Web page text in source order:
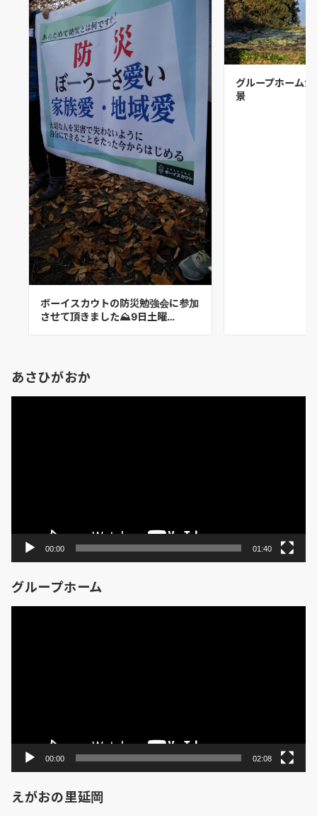
ボーイスカウトの防災勉強会に参加
させて頂きました⛰9日土曜…
グループホーム
景
あさひがおか
00:00 01:40
グループホーム
00:00 02:08
えがおの里延岡